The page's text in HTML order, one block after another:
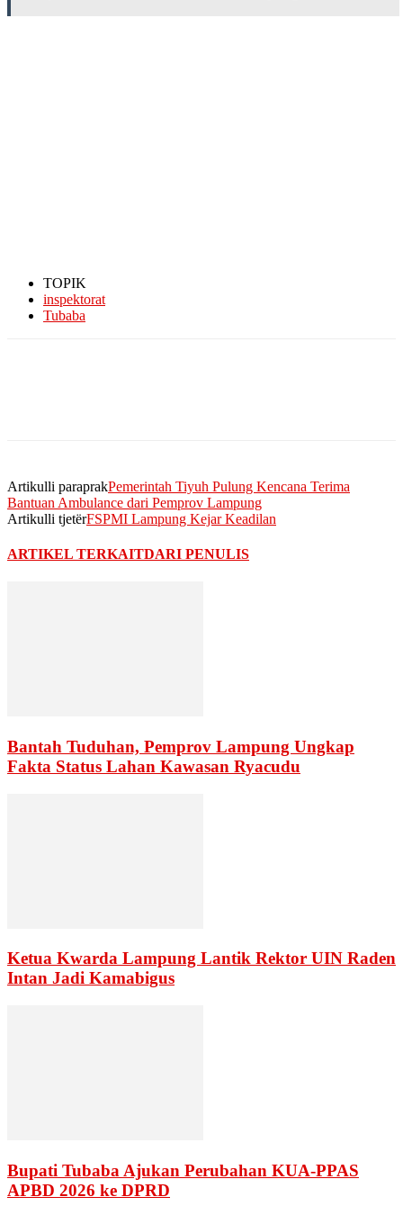
TOPIK
inspektorat
Tubaba
Artikulli paraprakPemerintah Tiyuh Pulung Kencana Terima
Bantuan Ambulance dari Pemprov Lampung
Artikulli tjetërFSPMI Lampung Kejar Keadilan
ARTIKEL TERKAITDARI PENULIS
Bantah Tuduhan, Pemprov Lampung Ungkap
Fakta Status Lahan Kawasan Ryacudu
Ketua Kwarda Lampung Lantik Rektor UIN Raden
Intan Jadi Kamabigus
Bupati Tubaba Ajukan Perubahan KUA-PPAS
APBD 2026 ke DPRD